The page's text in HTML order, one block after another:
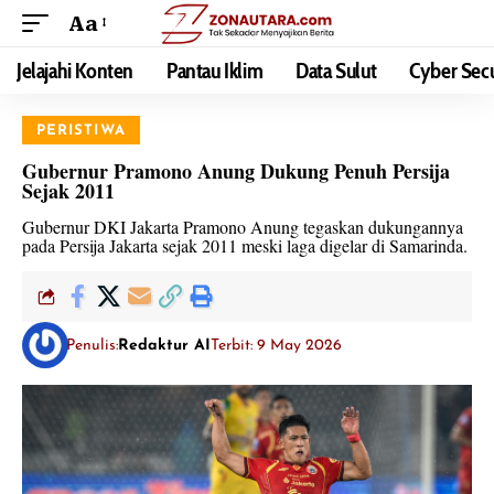
Aa
Jelajahi Konten Pantau Iklim Data Sulut Cyber
PERISTIWA
Gubernur Pramono Anung Dukung Penuh Persija
Sejak 2011
Gubernur DKI Jakarta Pramono Anung tegaskan dukungannya
pada Persija Jakarta sejak 2011 meski laga digelar di Samarinda.
Penulis: Redaktur AITerbit: 9 May 2026